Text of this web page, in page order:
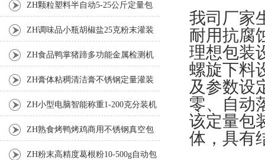
我司厂家
耐用抗腐
理想包装
螺旋下料
及参数设
零、自动
该定量包
体，具有
ZH颗粒塑料半自动5-25公斤定量包
装机 ZH调味品小瓶胡椒盐25克粉末灌装
ZH食品鸭掌猪蹄多功能金属检测机
ZH膏体粘稠清洁膏不锈钢定量灌装
机厂家 ZH小型电脑智能称重1-200克分装机
ZH熟食烤鸭烤鸡商用不锈钢真空包
装机 ZH粉末高精度葛根粉10-500g自动包